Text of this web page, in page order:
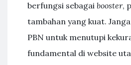
berfungsi sebagai booster,
tambahan yang kuat.
PBN untuk menutupi
fundamental di website